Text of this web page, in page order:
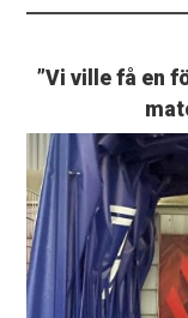
”Vi ville få en